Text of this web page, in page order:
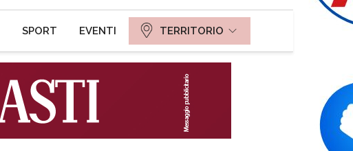
SPORT EVENTI TERRITORIO